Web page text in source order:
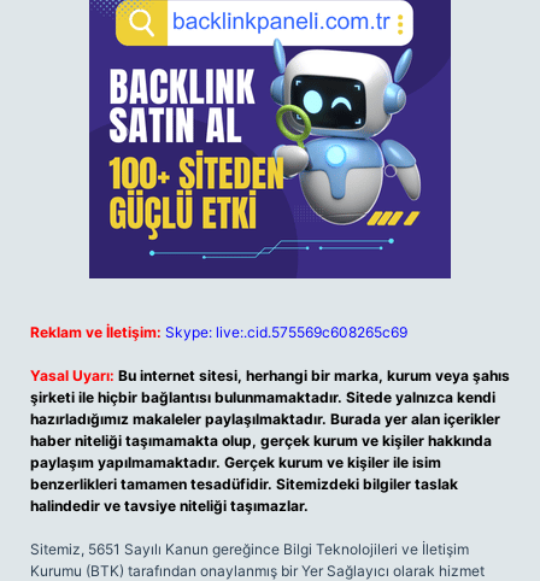
Reklam ve İletişim: Skype: live:.cid.575569c608265c69
Yasal Uyarı: Bu internet sitesi, herhangi bir marka, kurum veya şahıs
şirketi ile hiçbir bağlantısı bulunmamaktadır. Sitede yalnızca kendi
hazırladığımız makaleler paylaşılmaktadır. Burada yer alan içerikler
haber niteliği taşımamakta olup, gerçek kurum ve kişiler hakkında
paylaşım yapılmamaktadır. Gerçek kurum ve kişiler ile isim
benzerlikleri tamamen tesadüfidir. Sitemizdeki bilgiler taslak
halindedir ve tavsiye niteliği taşımazlar.
Sitemiz, 5651 Sayılı Kanun gereğince Bilgi Teknolojileri ve İletişim
Kurumu (BTK) tarafından onaylanmış bir Yer Sağlayıcı olarak hizmet